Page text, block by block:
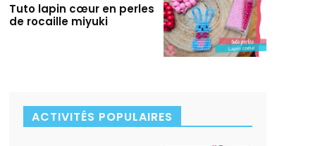
Tuto lapin cœur en perles
de rocaille miyuki
ACTIVITÉS POPULAIRES